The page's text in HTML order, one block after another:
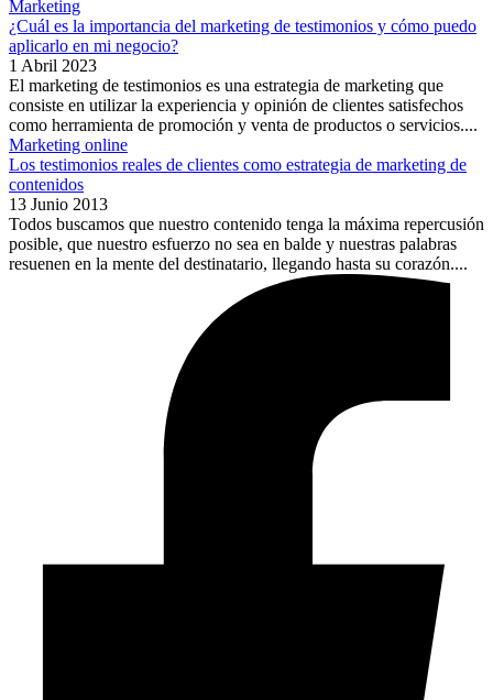
Marketing
¿Cuál es la importancia del marketing de testimonios y cómo puedo
aplicarlo en mi negocio?
1 Abril 2023
El marketing de testimonios es una estrategia de marketing que
consiste en utilizar la experiencia y opinión de clientes satisfechos
como herramienta de promoción y venta de productos o servicios....
Marketing online
Los testimonios reales de clientes como estrategia de marketing de
contenidos
13 Junio 2013
Todos buscamos que nuestro contenido tenga la máxima repercusión
posible, que nuestro esfuerzo no sea en balde y nuestras palabras
resuenen en la mente del destinatario, llegando hasta su corazón....